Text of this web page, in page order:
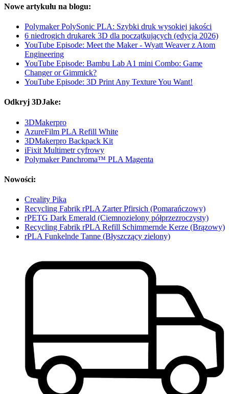
Nowe artykułu na blogu:
Polymaker PolySonic PLA: Szybki druk wysokiej jakości
6 niedrogich drukarek 3D dla początkujących (edycja 2026)
YouTube Episode: Meet the Maker - Wyatt Weaver z Atom
Engineering
YouTube Episode: Bambu Lab A1 mini Combo: Game
Changer or Gimmick?
YouTube Episode: 3D Print Any Texture You Want!
Odkryj 3DJake:
3DMakerpro
AzureFilm PLA Refill White
3DMakerpro Backpack Kit
iFixit Multimetr cyfrowy
Polymaker Panchroma™ PLA Magenta
Nowości:
Creality Pika
Recycling Fabrik rPLA Zarter Pfirsich (Pomarańczowy)
rPETG Dark Emerald (Ciemnozielony półprzezroczysty)
Recycling Fabrik rPLA Refill Schimmernde Kerze (Brązowy)
rPLA Funkelnde Tanne (Błyszczący zielony)